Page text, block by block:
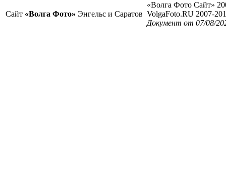
Сайт «Волга Фото» Энгельс и Саратов
«Волга Фото Сайт»
VolgaFoto.RU 2007-
Документ от 07/08/